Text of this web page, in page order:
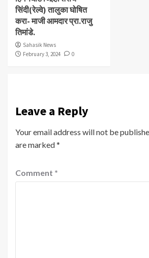
सिंदी(रेल्वे) तालुका घोषित
करा- माजी आमदार प्रा.राजु
तिमांडे.
Sahasik News
February 3, 2024
0
Leave a Reply
Your email address will not be
are marked*
Comment *